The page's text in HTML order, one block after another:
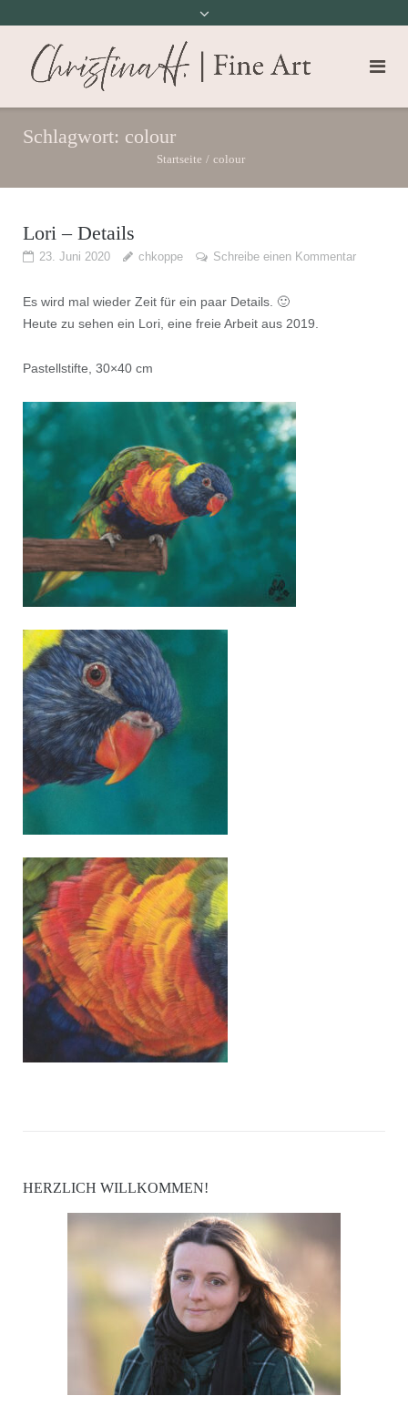
Schlagwort: colour
Startseite / colour
Lori – Details
23. Juni 2020 chkoppe Schreibe einen Kommentar
Es wird mal wieder Zeit für ein paar Details. 🙂
Heute zu sehen ein Lori, eine freie Arbeit aus 2019.
Pastellstifte, 30×40 cm
HERZLICH WILLKOMMEN!